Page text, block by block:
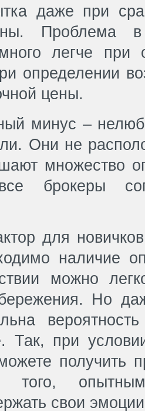
даже при
Проблема
легче при
определении
цены.
минус –
Они не
множество
брокеры
для
наличие
можно
Но
Так, при
получить
свои